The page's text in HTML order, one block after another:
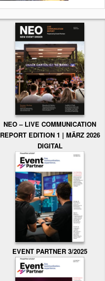
NEO – LIVE COMMUNICATION
REPORT EDITION 1 | MÄRZ 2026
DIGITAL
EVENT PARTNER 3/2025